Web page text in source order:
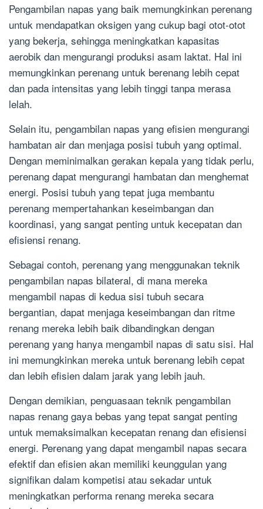
Pengambilan napas yang baik memungkinkan perenang
untuk mendapatkan oksigen yang cukup bagi otot-otot
yang bekerja, sehingga meningkatkan kapasitas
aerobik dan mengurangi produksi asam laktat. Hal ini
memungkinkan perenang untuk berenang lebih cepat
dan pada intensitas yang lebih tinggi tanpa merasa
lelah.
Selain itu, pengambilan napas yang efisien mengurangi
hambatan air dan menjaga posisi tubuh yang optimal.
Dengan meminimalkan gerakan kepala yang tidak perlu,
perenang dapat mengurangi hambatan dan menghemat
energi. Posisi tubuh yang tepat juga membantu
perenang mempertahankan keseimbangan dan
koordinasi, yang sangat penting untuk kecepatan dan
efisiensi renang.
Sebagai contoh, perenang yang menggunakan teknik
pengambilan napas bilateral, di mana mereka
mengambil napas di kedua sisi tubuh secara
bergantian, dapat menjaga keseimbangan dan ritme
renang mereka lebih baik dibandingkan dengan
perenang yang hanya mengambil napas di satu sisi. Hal
ini memungkinkan mereka untuk berenang lebih cepat
dan lebih efisien dalam jarak yang lebih jauh.
Dengan demikian, penguasaan teknik pengambilan
napas renang gaya bebas yang tepat sangat penting
untuk memaksimalkan kecepatan renang dan efisiensi
energi. Perenang yang dapat mengambil napas secara
efektif dan efisien akan memiliki keunggulan yang
signifikan dalam kompetisi atau sekadar untuk
meningkatkan performa renang mereka secara